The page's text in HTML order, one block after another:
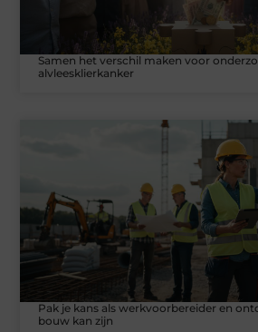
Samen het verschil maken voor
alvleesklierkanker
Pak je kans als werkvoorbereider en
bouw kan zijn